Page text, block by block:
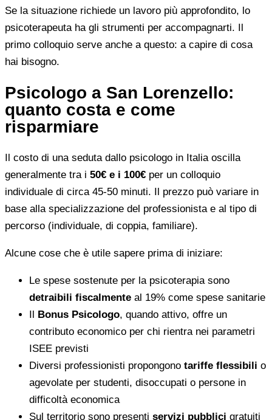
Se la situazione richiede un lavoro più approfondito, lo
psicoterapeuta ha gli strumenti per accompagnarti. Il
primo colloquio serve anche a questo: a capire di cosa
hai bisogno.
Psicologo a San Lorenzello:
quanto costa e come
risparmiare
Il costo di una seduta dallo psicologo in Italia oscilla
generalmente tra i 50€ e i 100€ per un colloquio
individuale di circa 45-50 minuti. Il prezzo può variare in
base alla specializzazione del professionista e al tipo di
percorso (individuale, di coppia, familiare).
Alcune cose che è utile sapere prima di iniziare:
Le spese sostenute per la psicoterapia sono
detraibili fiscalmente al 19% come spese sanitarie
Il Bonus Psicologo, quando attivo, offre un
contributo economico per chi rientra nei parametri
ISEE previsti
Diversi professionisti propongono tariffe flessibili o
agevolate per studenti, disoccupati o persone in
difficoltà economica
Sul territorio sono presenti servizi pubblici gratuiti